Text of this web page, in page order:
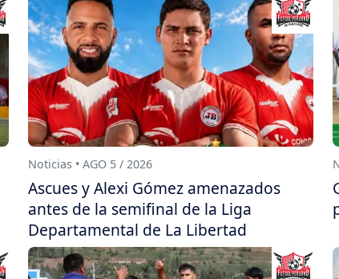
Noticias • AGO 5 / 2026
Ascues y Alexi Gómez amenazados
antes de la semifinal de la Liga
Departamental de La Libertad